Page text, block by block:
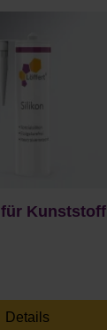
Kunststoff
Details